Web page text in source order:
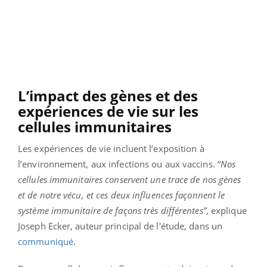
L’impact des gènes et des
expériences de vie sur les
cellules immunitaires
Les expériences de vie incluent l’exposition à
l’environnement, aux infections ou aux vaccins. “Nos
cellules immunitaires conservent une trace de nos gènes
et de notre vécu, et ces deux influences façonnent le
système immunitaire de façons très différentes”, explique
Joseph Ecker, auteur principal de l'étude, dans un
communiqué.